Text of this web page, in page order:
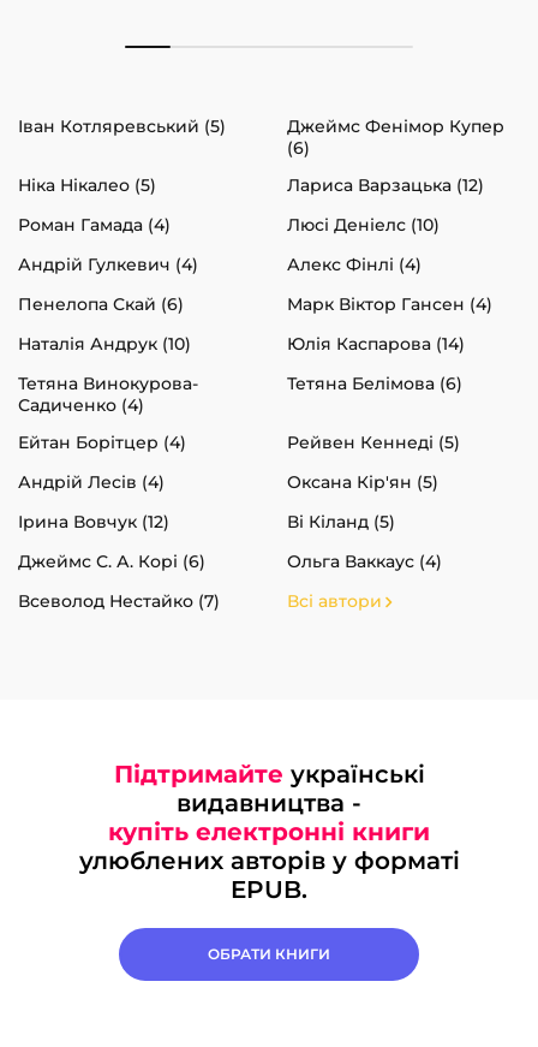
Іван Котляревський (5)
Джеймс Фенімор Купер
(6)
Ніка Нікалео (5)
Лариса Варзацька (12)
Роман Гамада (4)
Люсі Деніелс (10)
Андрій Гулкевич (4)
Алекс Фінлі (4)
Пенелопа Скай (6)
Марк Віктор Гансен (4)
Наталія Андрук (10)
Юлія Каспарова (14)
Тетяна Винокурова-
Садиченко (4)
Тетяна Белімова (6)
Ейтан Борітцер (4)
Рейвен Кеннеді (5)
Андрій Лесів (4)
Оксана Кір'ян (5)
Ірина Вовчук (12)
Ві Кіланд (5)
Джеймс С. А. Корі (6)
Ольга Ваккаус (4)
Всеволод Нестайко (7)
Всі автори
Підтримайте українські
видавництва -
купіть електронні книги
улюблених авторів у форматі
EPUB.
ОБРАТИ КНИГИ